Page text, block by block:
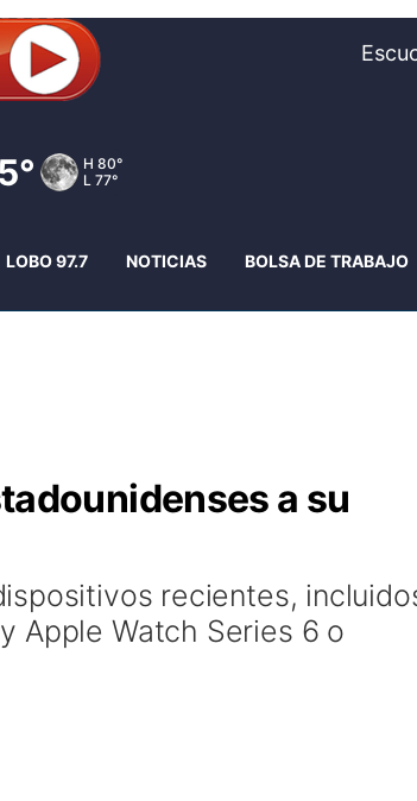
H 80°
L 77°
LOBO 97.7 NOTICIAS BOLSA DE TRABAJO
a su
recientes,
Apple Watch Series 6 o